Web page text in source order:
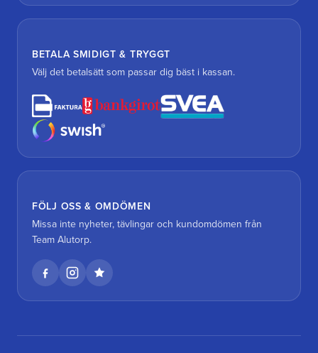
BETALA SMIDIGT & TRYGGT
Välj det betalsätt som passar dig bäst i kassan.
FÖLJ OSS & OMDÖMEN
Missa inte nyheter, tävlingar och kundomdömen från
Team Alutorp.